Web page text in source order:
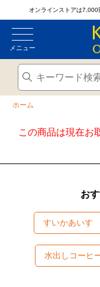
オンラインストアは7,000
メニュー
ホーム
この商品は現在お
お
すいかあいす
水出しコーヒ